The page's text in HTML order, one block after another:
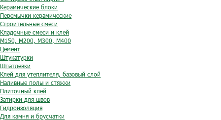
Керамические блоки
Перемычки керамические
Строительные смеси
Кладочные смеси и клей
М150, М200, М300, М400
Цемент
Штукатурки
Шпатлевки
Клей для утеплителя, базовый слой
Наливные полы и стяжки
Плиточный клей
Затирки для швов
Гидроизоляция
Для камня и брусчатки